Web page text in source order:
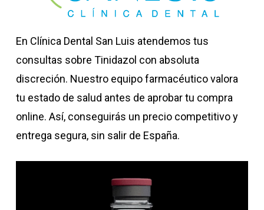
En Clínica Dental San Luis atendemos tus
consultas sobre Tinidazol con absoluta
discreción. Nuestro equipo farmacéutico valora
tu estado de salud antes de aprobar tu compra
online. Así, conseguirás un precio competitivo y
entrega segura, sin salir de España.